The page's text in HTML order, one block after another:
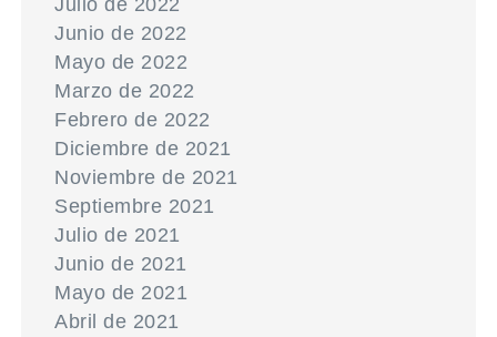
Junio de 2022
Mayo de 2022
Marzo de 2022
Febrero de 2022
Diciembre de 2021
Noviembre de 2021
Septiembre 2021
Julio de 2021
Junio de 2021
Mayo de 2021
Abril de 2021